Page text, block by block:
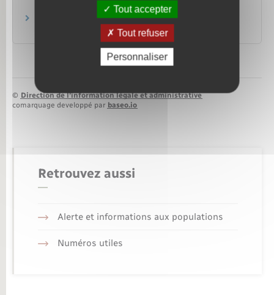
Permis de démolir
© Direction de l’information légale et administrative
comarquage developpé par baseo.io
Retrouvez aussi
Alerte et informations aux populations
Numéros utiles
Tout accepter
Tout refuser
Personnaliser